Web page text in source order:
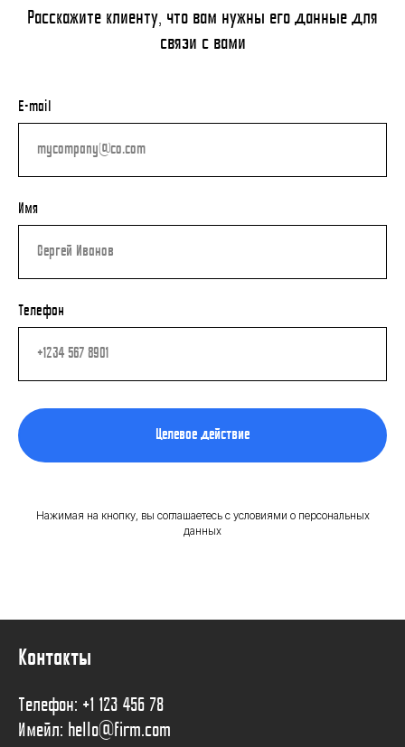
Расскажите клиенту, что вам нужны его данные для
связи с вами
E-mail
Имя
Телефон
Целевое действие
Нажимая на кнопку, вы соглашаетесь с условиями о персональных
данных
Контакты
Телефон: +1 123 456 78
Имейл: hello@firm.com